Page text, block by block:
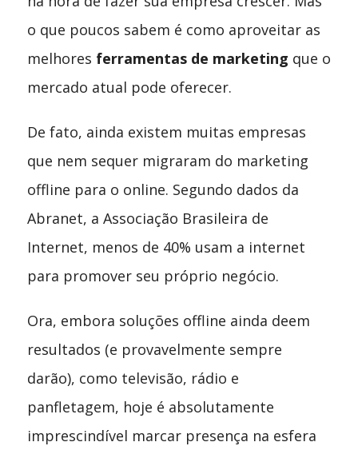
o que poucos sabem é como aproveitar as
melhores ferramentas de marketing que o
mercado atual pode oferecer.
De fato, ainda existem muitas empresas
que nem sequer migraram do marketing
offline para o online. Segundo dados da
Abranet, a Associação Brasileira de
Internet, menos de 40% usam a internet
para promover seu próprio negócio.
Ora, embora soluções offline ainda deem
resultados (e provavelmente sempre
darão), como televisão, rádio e
panfletagem, hoje é absolutamente
imprescindível marcar presença na esfera